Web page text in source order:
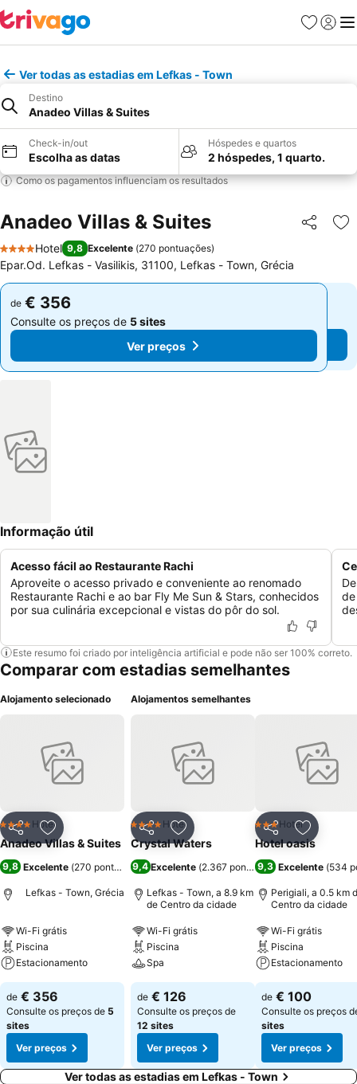
Favoritos
Iniciar
Ver todas as estadias em Lefkas - Town
Destino
Anadeo Villas & Suites
Check-in/out
Escolha as datas
Hóspedes e quartos
2 hóspedes, 1 quarto.
Como os pagamentos influenciam os resultados
Anadeo Villas & Suites Partilhar
4 Estrelas
Hotel 9,8 Excelente (270 pontuações)
Epar.Od. Lefkas - Vasilikis, 31100, Lefkas - Town, Grécia
de € 356
Consulte os preços de 5 sites
Ver preços
de € 356
Consulte os preços de 5 sites
Ver preços
Informação útil
Acesso fácil ao Restaurante Rachi
Aproveite o acesso privado e conveniente ao renomado
Restaurante Rachi e ao bar Fly Me Sun & Stars, conhecidos
por sua culinária excepcional e vistas do pôr do sol.
Este resumo foi criado por inteligência artificial e pode não ser 100% correto.
Comparar com estadias semelhantes
Alojamento selecionado
PartilharAdicionar aos favoritos
4 EstrelasHotel
Anadeo Villas & Suites
9,8 Excelente (270 pontuações)
Lefkas - Town, Grécia
Wi-Fi grátis
Piscina
Estacionamento
de € 356
Consulte os preços de 5
sites
Ver preços
Alojamentos semelhantes
PartilharAdicionar aos favoritos
4 EstrelasHotel
Crystal Waters
9,4 Excelente (2.367 pontuações)
Lefkas - Town, a 8.9 km
de Centro da cidade
Wi-Fi grátis
Piscina
Spa
de € 126
Consulte os preços de
12 sites
Ver preços
Partilhar
3 Estrelas
Hotel
Hotel oasis
9,3 Excelente (534
Perigiali, a 0.5 km
Centro da cidade
Wi-Fi grátis
Piscina
Estacionamento
de € 100
Consulte os preços
sites
Ver preços
Ver todas as estadias em Lefkas - Town